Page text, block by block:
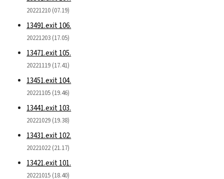
20221210 (07.19)
13491.exit 106.
20221203 (17.05)
13471.exit 105.
20221119 (17.41)
13451.exit 104.
20221105 (19.46)
13441.exit 103.
20221029 (19.38)
13431.exit 102.
20221022 (21.17)
13421.exit 101.
20221015 (18.40)